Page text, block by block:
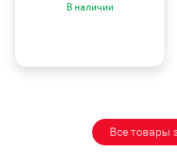
В наличии
Все товары